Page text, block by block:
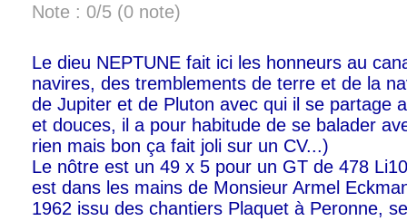
Note : 0/5 (0 note)
Le dieu NEPTUNE fait ici les honneurs au
navires, des tremblements de terre et de la
de Jupiter et de Pluton avec qui il se partage
et douces, il a pour habitude de se balader
rien mais bon ça fait joli sur un CV...)
Le nôtre est un 49 x 5 pour un GT de 478
est dans les mains de Monsieur Armel
1962 issu des chantiers Plaquet à Peronne,